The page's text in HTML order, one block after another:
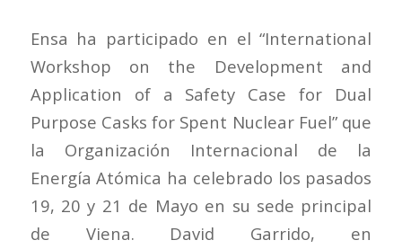
Ensa ha participado en el “International
Workshop on the Development and
Application of a Safety Case for Dual
Purpose Casks for Spent Nuclear Fuel” que
la Organización Internacional de la
Energía Atómica ha celebrado los pasados
19, 20 y 21 de Mayo en su sede principal
de Viena. David Garrido, en